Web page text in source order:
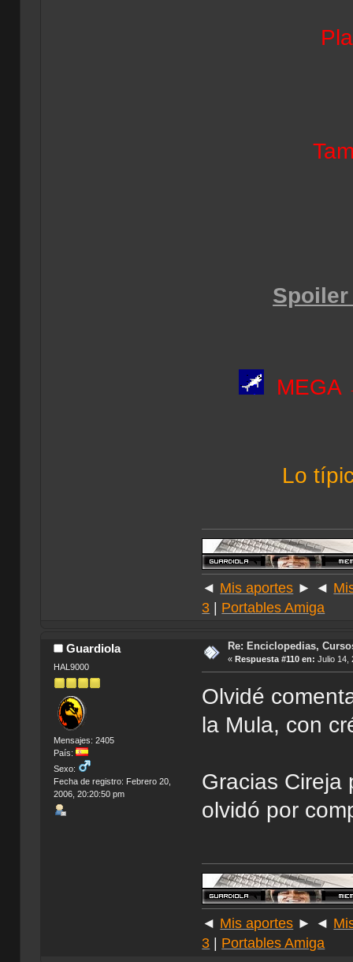
Lo
◄ Mis aportes ► ◄
3
Portables Amiga
Guardiola
HAL9000
Mensajes: 2405
País:
Sexo:
Fecha de registro: Febrero 20,
2006, 20:20:50 pm
Re: Enciclopedias,
« Respuesta #110 en: Julio 14,
Olvidé
la Mula, con
Gracias Cireja
olvidó por
◄ Mis aportes ► ◄
3 | Portables Amiga